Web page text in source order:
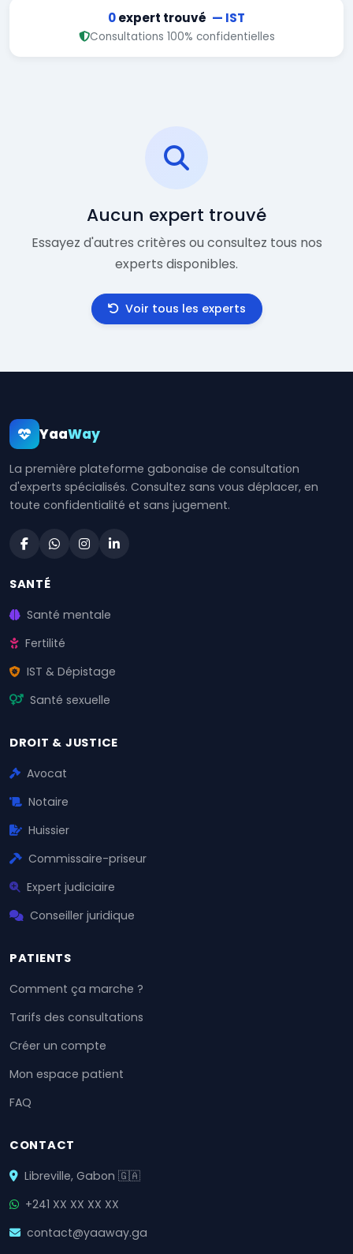
0expert trouvé — IST
Consultations 100% confidentielles
Aucun expert trouvé
Essayez d'autres critères ou consultez tous nos
experts disponibles.
Voir tous les experts
YaaWay
La première plateforme gabonaise de consultation
d'experts spécialisés. Consultez sans vous déplacer, en
toute confidentialité et sans jugement.
SANTÉ
Santé mentale
Fertilité
IST & Dépistage
Santé sexuelle
DROIT & JUSTICE
Avocat
Notaire
Huissier
Commissaire-priseur
Expert judiciaire
Conseiller juridique
PATIENTS
Comment ça marche ?
Tarifs des consultations
Créer un compte
Mon espace patient
FAQ
CONTACT
Libreville, Gabon 🇬🇦
+241 XX XX XX XX
contact@yaaway.ga